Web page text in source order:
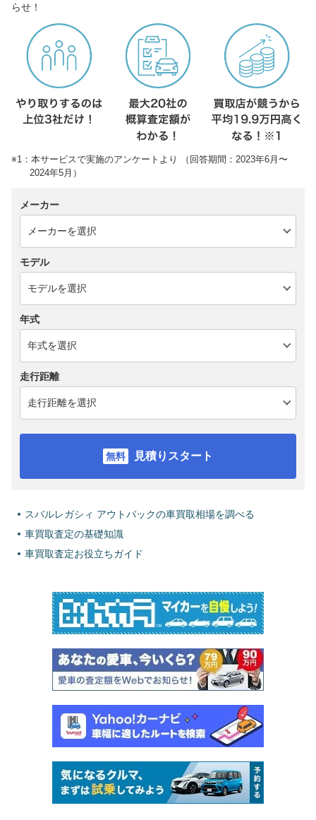
らせ！
※1：本サービスで実施のアンケートより （回答期間：2023年6月〜
2024年5月）
メーカー
モデル
年式
走行距離
見積りスタート
スバルレガシィ アウトバックの車買取相場を調べる
車買取査定の基礎知識
車買取査定お役立ちガイド